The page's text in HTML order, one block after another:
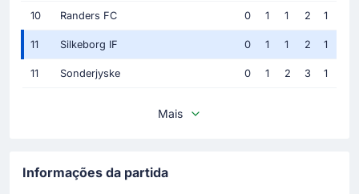
10 Randers FC 0 1 1 2 1
11 Silkeborg IF 0 1 1 2 1
11 Sonderjyske 0 1 2 3 1
Mais
Informações da partida